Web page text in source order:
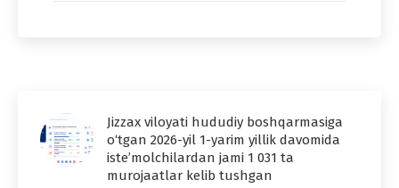
Jizzax viloyati hududiy boshqarmasiga
o‘tgan 2026-yil 1-yarim yillik davomida
iste’molchilardan jami 1 031 ta
murojaatlar kelib tushgan